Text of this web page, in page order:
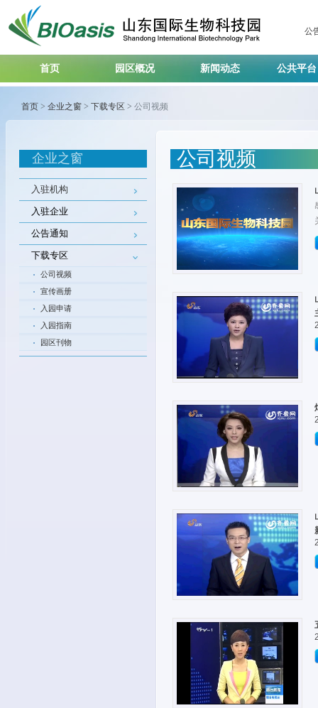
公
首页 园区概况 新闻动态 公共平
首页 > 企业之窗 > 下载专区 > 公司视频
企业之窗
入驻机构
入驻企业
公告通知
下载专区
公司视频
宣传画册
入园申请
入园指南
园区刊物
公司视频